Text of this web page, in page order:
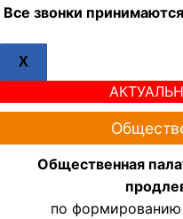
Все звонки
X
Общественная
по формированию